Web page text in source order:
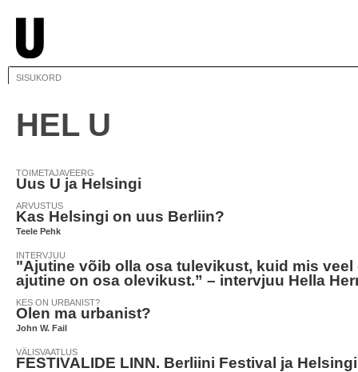
SISUKORD
HEL U
TOIMETAJAVEERG
Uus U ja Helsingi
ARVUSTUS
Kas Helsingi on uus Berliin?
Teele Pehk
INTERVJUU
"Ajutine võib olla osa tulevikust, kuid mis veel
ajutine on osa olevikust.” – intervjuu Hella
KES ON URBANIST?
Olen ma urbanist?
John W. Fail
VÄLISVAATLUS
FESTIVALIDE LINN. Berliini Festival ja